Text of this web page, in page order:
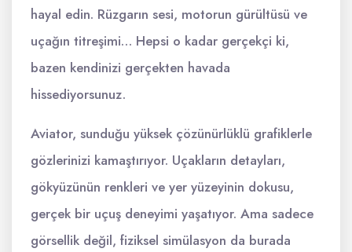
hayal edin. Rüzgarın sesi, motorun gürültüsü ve
uçağın titreşimi… Hepsi o kadar gerçekçi ki,
bazen kendinizi gerçekten havada
hissediyorsunuz.
Aviator, sunduğu yüksek çözünürlüklü grafiklerle
gözlerinizi kamaştırıyor. Uçakların detayları,
gökyüzünün renkleri ve yer yüzeyinin dokusu,
gerçek bir uçuş deneyimi yaşatıyor. Ama sadece
görsellik değil, fiziksel simülasyon da burada